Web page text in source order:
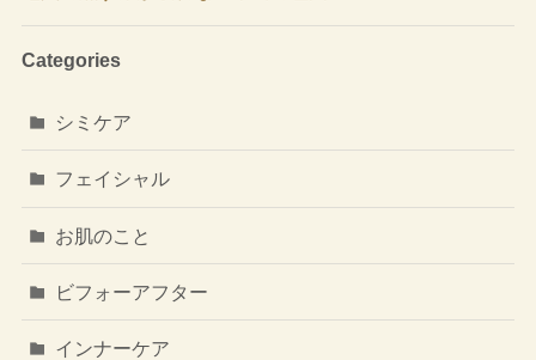
Categories
シミケア
フェイシャル
お肌のこと
ビフォーアフター
インナーケア